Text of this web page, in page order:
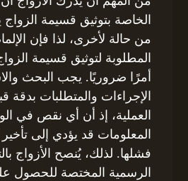
الخاصة بتوثيق قسيمة
من حالة لأخرى، لذا فإن
المطلوبة لتوثيق قسيمة
أمرًا ضروريًا. يجب البحث
الإجراءات والمتطلبات بدقة
العملية، إذ أن أي نقص في
المعلومات قد يؤدي إلى
فشلها. لذلك، يُنصح الأزواج
الرسمية المختصة للحصول